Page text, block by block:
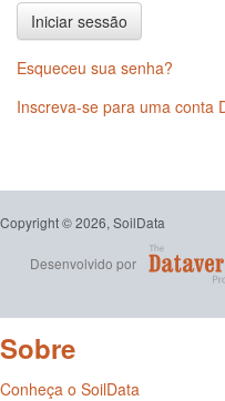
Iniciar sessão
Esqueceu sua senha?
Inscreva-se para uma conta
Copyright © 2026, SoilData
Desenvolvido por
Sobre
Conheça o SoilData